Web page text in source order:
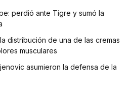
perdió ante Tigre y sumó la
distribución de una de las cremas
musculares
asumieron la defensa de la